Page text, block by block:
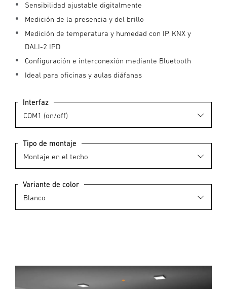
Sensibilidad ajustable digitalmente
Medición de la presencia y del brillo
Medición de temperatura y humedad con IP, KNX y
DALI-2 IPD
Configuración e interconexión mediante Bluetooth
Ideal para oficinas y aulas diáfanas
Interfaz
Tipo de montaje
Variante de color